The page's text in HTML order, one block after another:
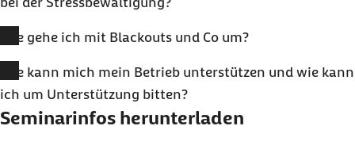
Wie gehe ich mit Blackouts und Co um?
Wie kann mich mein Betrieb unterstützen und wie kann
ich um Unterstützung bitten?
Seminarinfos herunterladen